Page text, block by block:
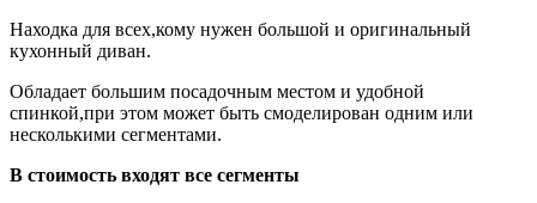
Находка для всех,кому нужен большой и оригинальный
кухонный диван.
Обладает большим посадочным местом и удобной
спинкой,при этом может быть смоделирован одним или
несколькими сегментами.
В стоимость входят все сегменты